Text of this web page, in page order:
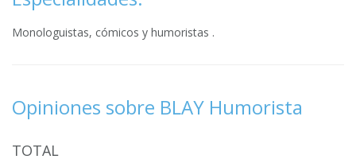
Monologuistas, cómicos y humoristas .
Opiniones sobre BLAY Humorista
TOTAL